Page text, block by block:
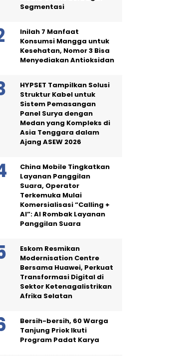
Segmentasi
Inilah 7 Manfaat
Konsumsi Mangga untuk
Kesehatan, Nomor 3 Bisa
Menyediakan Antioksidan
HYPSET Tampilkan Solusi
Struktur Kabel untuk
Sistem Pemasangan
Panel Surya dengan
Medan yang Kompleks di
Asia Tenggara dalam
Ajang ASEW 2026
China Mobile Tingkatkan
Layanan Panggilan
Suara, Operator
Terkemuka Mulai
Komersialisasi “Calling +
AI”: AI Rombak Layanan
Panggilan Suara
Eskom Resmikan
Modernisation Centre
Bersama Huawei, Perkuat
Transformasi Digital di
Sektor Ketenagalistrikan
Afrika Selatan
Bersih-bersih, 60 Warga
Tanjung Priok Ikuti
Program Padat Karya